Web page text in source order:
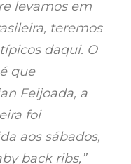
levamos em
teremos
daqui. O
que
Feijoada, a
foi
aos sábados,
back ribs,”